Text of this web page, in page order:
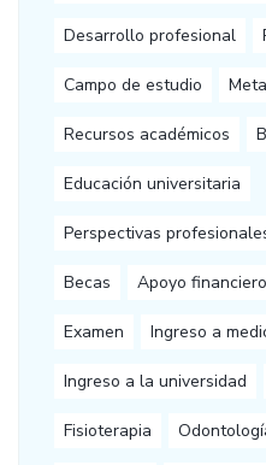
Desarrollo profesional
Campo de estudio
Recursos académicos
Educación universitaria
Perspectivas
Becas Apoyo financiero
Examen Ingreso a
Ingreso a la universidad
Fisioterapia